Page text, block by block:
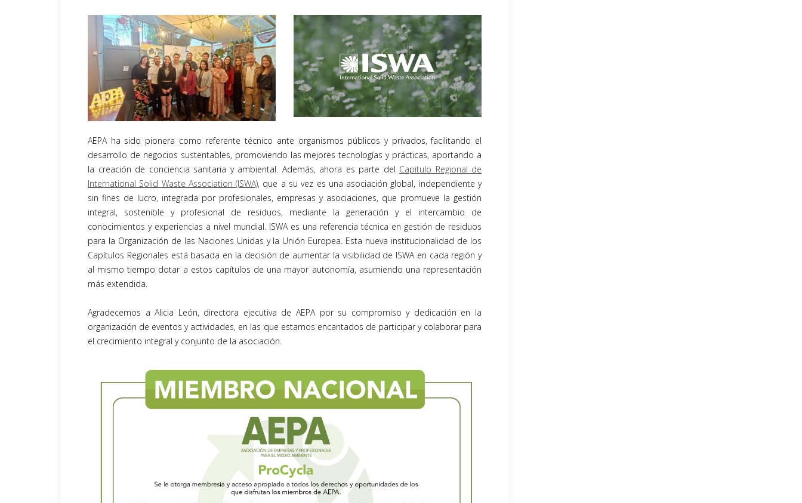
AEPA ha sido pionera como referente técnico ante organismos públicos y privados, facilitando el
desarrollo de negocios sustentables, promoviendo las mejores tecnologías y prácticas, aportando a
la creación de conciencia sanitaria y ambiental. Además, ahora es parte del Capitulo Regional de
International Solid Waste Association (ISWA), que a su vez es una asociación global, independiente y
sin fines de lucro, integrada por profesionales, empresas y asociaciones, que promueve la gestión
integral, sostenible y profesional de residuos, mediante la generación y el intercambio de
conocimientos y experiencias a nivel mundial. ISWA es una referencia técnica en gestión de residuos
para la Organización de las Naciones Unidas y la Unión Europea. Esta nueva institucionalidad de los
Capítulos Regionales está basada en la decisión de aumentar la visibilidad de ISWA en cada región y
al mismo tiempo dotar a estos capítulos de una mayor autonomía, asumiendo una representación
más extendida.
Agradecemos a Alicia León, directora ejecutiva de AEPA por su compromiso y dedicación en la
organización de eventos y actividades, en las que estamos encantados de participar y colaborar para
el crecimiento integral y conjunto de la asociación.